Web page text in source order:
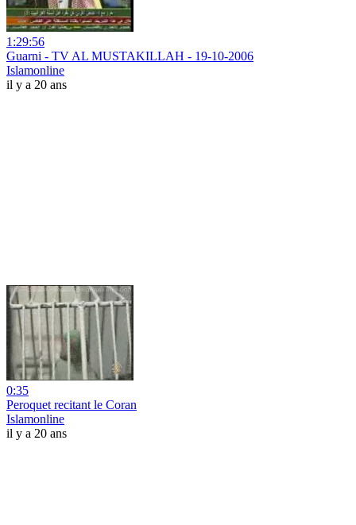
1:29:56
Guarni - TV AL MUSTAKILLAH - 19-10-2006
Islamonline
il y a 20 ans
0:35
Peroquet recitant le Coran
Islamonline
il y a 20 ans